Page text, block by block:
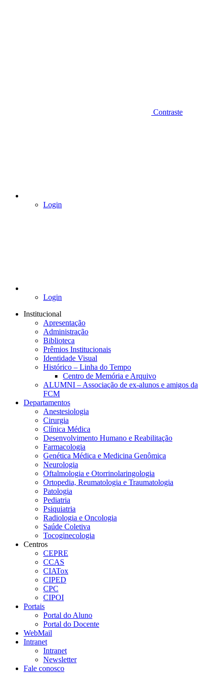
Contraste
Login
Login
Institucional
Apresentação
Administração
Biblioteca
Prêmios Institucionais
Identidade Visual
Histórico – Linha do Tempo
Centro de Memória e Arquivo
ALUMNI – Associação de ex-alunos e amigos da
FCM
Departamentos
Anestesiologia
Cirurgia
Clínica Médica
Desenvolvimento Humano e Reabilitação
Farmacologia
Genética Médica e Medicina Genômica
Neurologia
Oftalmologia e Otorrinolaringologia
Ortopedia, Reumatologia e Traumatologia
Patologia
Pediatria
Psiquiatria
Radiologia e Oncologia
Saúde Coletiva
Tocoginecologia
Centros
CEPRE
CCAS
CIATox
CIPED
CPC
CIPOI
Portais
Portal do Aluno
Portal do Docente
WebMail
Intranet
Intranet
Newsletter
Fale conosco